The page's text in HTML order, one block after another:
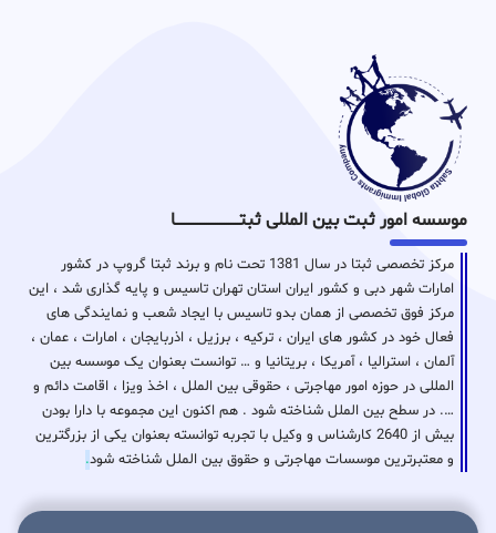
موسسه امور ثبت بین المللی ثبتـــــــــــــــــــــــــــــا
مرکز تخصصی ثبتا در سال 1381 تحت نام و برند ثبتا گروپ در کشور
امارات شهر دبی و کشور ایران استان تهران تاسیس و پایه گذاری شد ، این
مرکز فوق تخصصی از همان بدو تاسیس با ایجاد شعب و نمایندگی های
فعال خود در کشور های ایران ، ترکیه ، برزیل ، اذربایجان ، امارات ، عمان ،
آلمان ، استرالیا ، آمریکا ، بریتانیا و … توانست بعنوان یک موسسه بین
المللی در حوزه امور مهاجرتی ، حقوقی بین الملل ، اخذ ویزا ، اقامت دائم و
…. در سطح بین الملل شناخته شود . هم اکنون این مجموعه با دارا بودن
بیش از 2640 کارشناس و وکیل با تجربه توانسته بعنوان یکی از بزرگترین
و معتبرترین موسسات مهاجرتی و حقوق بین الملل شناخته شود.